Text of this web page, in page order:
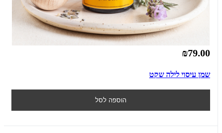
₪79.00
שמן עיסוי לילה שקט
הוספה לסל